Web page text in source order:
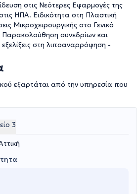
στις Νεότερες Εφαρμογές της
ΗΠΑ. Ειδικότητα στη Πλαστική
Μικροχειρουργικής στο Γενικό
Παρακολούθηση συνεδρίων και
εξελίξεις στη λιποαναρρόφηση -
εξαρτάται από την υπηρεσία που
3